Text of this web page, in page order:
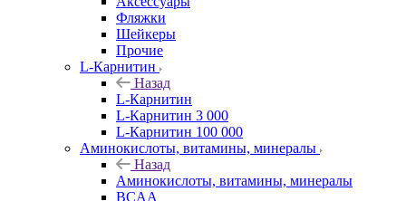
Фляжки
Шейкеры
Прочие
L-Карнитин
Назад
L-Карнитин
L-Карнитин 3 000
L-Карнитин 100 000
Аминокислоты, витамины, минералы
Назад
Аминокислоты, витамины, минералы
BCAA